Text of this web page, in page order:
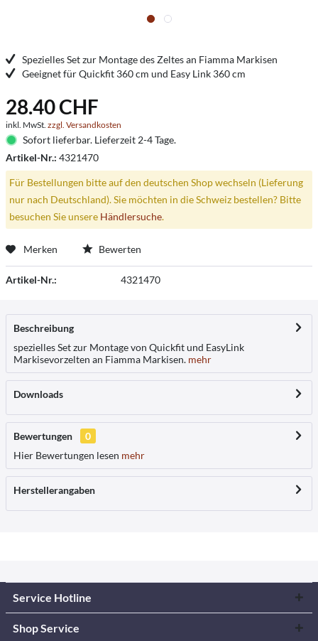
Spezielles Set zur Montage des Zeltes an Fiamma Markisen
Geeignet für Quickfit 360 cm und Easy Link 360 cm
28.40 CHF
inkl. MwSt. zzgl. Versandkosten
Sofort lieferbar. Lieferzeit 2-4 Tage.
Artikel-Nr.: 4321470
Für Bestellungen bitte auf den deutschen Shop wechseln (Lieferung
nur nach Deutschland). Sie möchten in die Schweiz bestellen? Bitte
besuchen Sie unsere Händlersuche.
Merken Bewerten
Artikel-Nr.: 4321470
Beschreibung
spezielles Set zur Montage von Quickfit und EasyLink
Markisevorzelten an Fiamma Markisen. mehr
Downloads
Bewertungen
0
Hier Bewertungen lesen mehr
Herstellerangaben
Service Hotline
Shop Service